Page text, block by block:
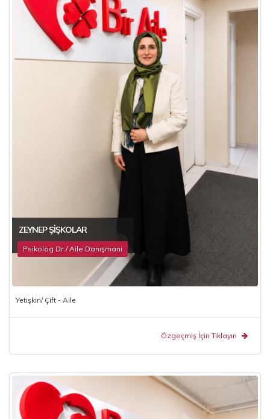
ZEYNEP ŞIŞKOLAR
Psikolog Dr./ Aile Danışmanı
Yetişkin/ Çift - Aile
Özgeçmiş İçin Tıklayın